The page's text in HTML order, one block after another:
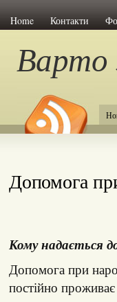
Home Контакти
Варто
Допомога
Кому надається
Допомога при
постійно